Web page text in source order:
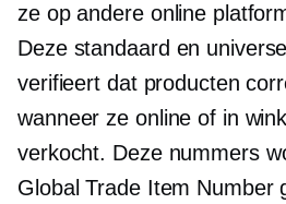
ze op andere online
Deze standaard en
verifieert dat producten
wanneer ze online of in
verkocht. Deze nummers
Global Trade Item Number